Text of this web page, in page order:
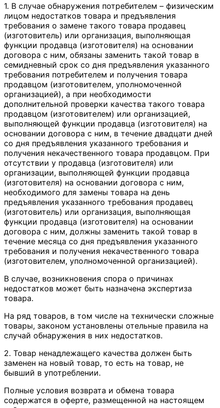
1. В случае обнаружения потребителем – физическим
лицом недостатков товара и предъявления
требования о замене такого товара продавец
(изготовитель) или организация, выполняющая
функции продавца (изготовителя) на основании
договора с ним, обязаны заменить такой товар в
семидневный срок со дня предъявления указанного
требования потребителем и получения товара
продавцом (изготовителем, уполномоченной
организацией), а при необходимости
дополнительной проверки качества такого товара
продавцом (изготовителем) или организацией,
выполняющей функции продавца (изготовителя) на
основании договора с ним, в течение двадцати дней
со дня предъявления указанного требования и
получения некачественного товара продавцом. При
отсутствии у продавца (изготовителя) или
организации, выполняющей функции продавца
(изготовителя) на основании договора с ним,
необходимого для замены товара на день
предъявления указанного требования продавец
(изготовитель) или организация, выполняющая
функции продавца (изготовителя) на основании
договора с ним, должны заменить такой товар в
течение месяца со дня предъявления указанного
требования и получения некачественного товара
(изготовителем, уполномоченной организацией).
В случае, возникновения спора о причинах
недостатков может быть назначена экспертиза
товара.
На ряд товаров, в том числе на технически сложные
товары, законом установлены отельные правила на
случай обнаружения в них недостатков.
2. Товар ненадлежащего качества должен быть
заменен на новый товар, то есть на товар, не
бывший в употреблении.
Полные условия возврата и обмена товара
содержатся в оферте, размещенной на настоящем